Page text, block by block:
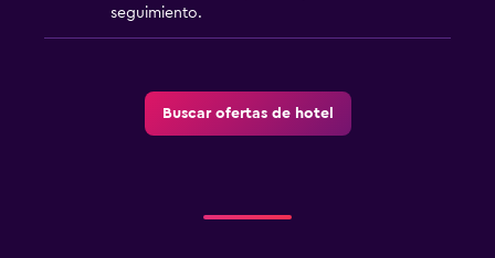
seguimiento.
Buscar ofertas de hotel